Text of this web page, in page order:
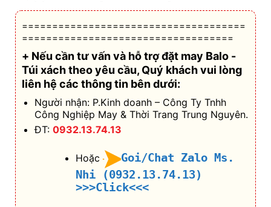
=====================================
===================================
+ Nếu cần tư vấn và hỗ trợđặt may Balo -
Túi xách theo yêu cầu, Quý khách vui lòng
liên hệ các thông tin bên dưới:
Người nhận: P.Kinh doanh – Công Ty Tnhh
Công Nghiệp May & Thời Trang Trung Nguyên.
ĐT: 0932.13.74.13
Hoặc
Goi/Chat Zalo Ms.
Nhi (0932.13.74.13)
>>>Click<<<